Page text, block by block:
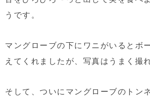
うです。
マングローブの下にワニがいるとボ
えてくれましたが、写真はうまく撮
そして、ついにマングローブのトン